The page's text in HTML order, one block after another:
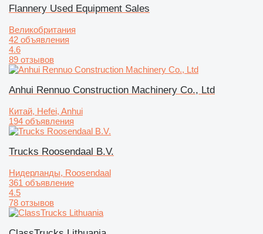
Flannery Used Equipment Sales
Великобритания
42 объявления
4.6
89 отзывов
Anhui Rennuo Construction Machinery Co., Ltd
Китай, Hefei, Anhui
194 объявления
Trucks Roosendaal B.V.
Нидерланды, Roosendaal
361 объявление
4.5
78 отзывов